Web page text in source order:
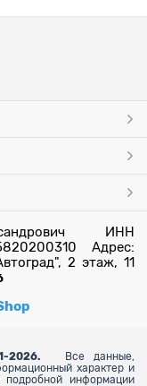
ИНН
Адрес:
2 этаж, 11
2026.
Все данные,
характер и
подробной информации